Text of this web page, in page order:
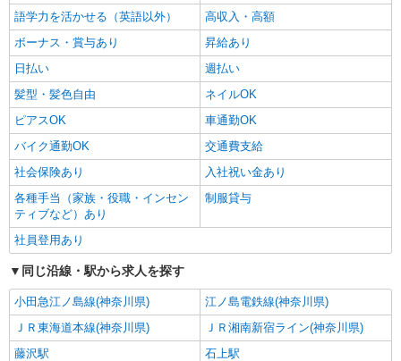
語学力を活かせる（英語以外）
高収入・高額
ボーナス・賞与あり
昇給あり
日払い
週払い
髪型・髪色自由
ネイルOK
ピアスOK
車通勤OK
バイク通勤OK
交通費支給
社会保険あり
入社祝い金あり
各種手当（家族・役職・インセン
ティブなど）あり
制服貸与
社員登用あり
同じ沿線・駅から求人を探す
小田急江ノ島線(神奈川県)
江ノ島電鉄線(神奈川県)
ＪＲ東海道本線(神奈川県)
ＪＲ湘南新宿ライン(神奈川県)
藤沢駅
石上駅